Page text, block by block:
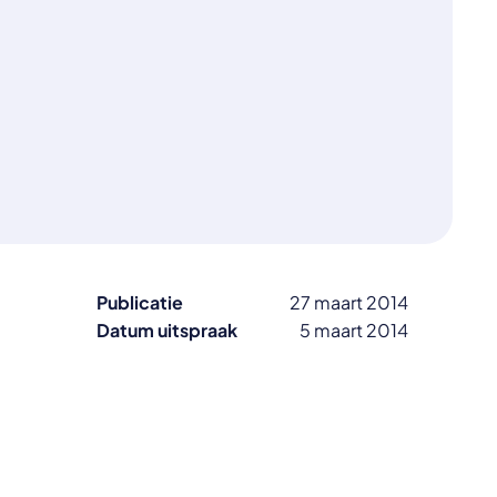
Publicatie
27 maart 2014
Datum uitspraak
5 maart 2014